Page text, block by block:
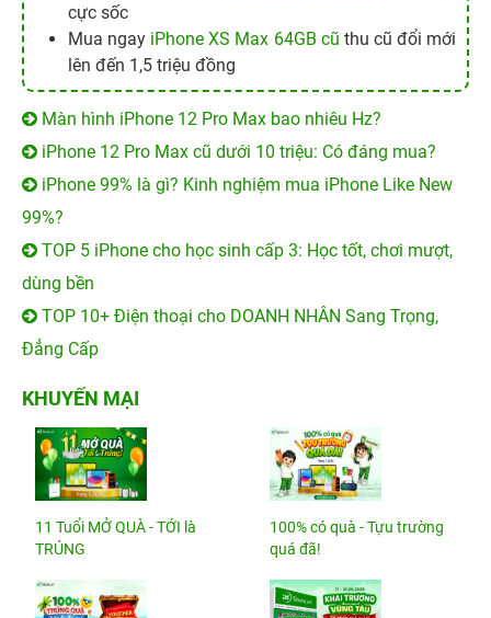
cực sốc
Mua ngay iPhone XS Max 64GB cũ thu cũ đổi mới
lên đến 1,5 triệu đồng
Màn hình iPhone 12 Pro Max bao nhiêu Hz?
iPhone 12 Pro Max cũ dưới 10 triệu: Có đáng mua?
iPhone 99% là gì? Kinh nghiệm mua iPhone Like New
99%?
TOP 5 iPhone cho học sinh cấp 3: Học tốt, chơi mượt,
dùng bền
TOP 10+ Điện thoại cho DOANH NHÂN Sang Trọng,
Đẳng Cấp
KHUYẾN MẠI
11 Tuổi MỞ QUÀ - TỚI là
TRÚNG
100% có quà - Tựu trường
quá đã!